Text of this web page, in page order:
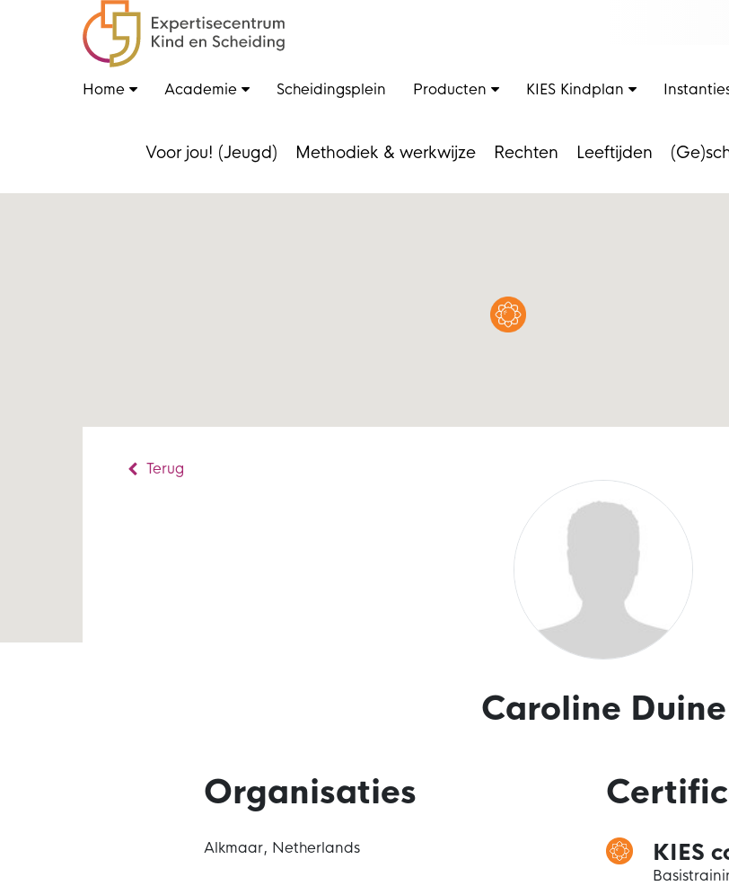
Home Academie Scheidingsplein Producten KIES Kindplan
Voor jou! (Jeugd) Methodiek & werkwijze Rechten Leeftijden
Terug
Caroline Duine
Organisaties
Alkmaar, Netherlands KIES